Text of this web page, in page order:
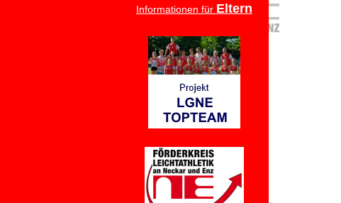
Informationen für Eltern